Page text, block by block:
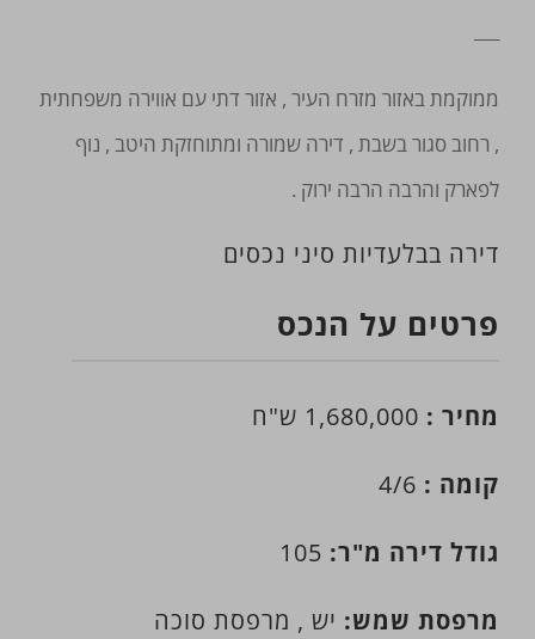
ממוקמת באזור מזרח העיר , אזור דתי עם אווירה משפחתית
, רחוב סגור בשבת , דירה שמורה ומתוחזקת היטב , נוף
לפארק והרבה הרבה ירוק .
דירה בבלעדיות סיני נכסים
פרטים על הנכס
מחיר :
קומה :
גודל דירה מ"ר:
מרפסת שמש: יש , מרפסת סוכה